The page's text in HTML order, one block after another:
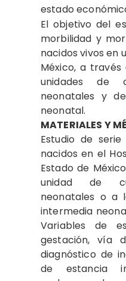
estado
El objetivo del
morbilidad y
nacidos vivos en
México, a
unidades de
neonatales y
neonatal.
MATERIALES Y
Estudio de
nacidos en el
Estado de
unidad de
neonatales o a
intermedia
Variables de
gestación, vía
diagnóstico de
de estancia